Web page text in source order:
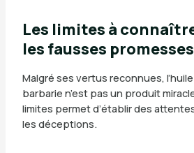
Les limites à
les fausses promesses
Malgré ses vertus reconnues,
barbarie n’est pas un produit
limites permet d’établir des
les déceptions.